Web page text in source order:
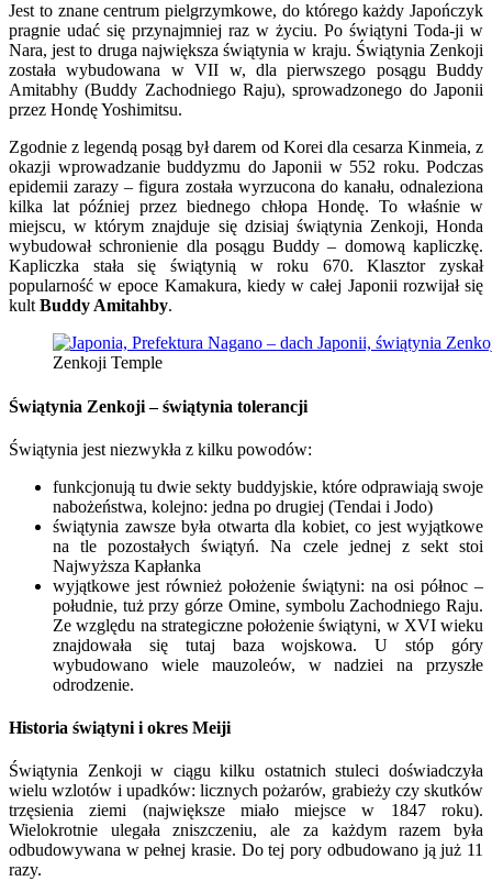
Jest to znane centrum pielgrzymkowe, do którego każdy Japończyk
pragnie udać się przynajmniej raz w życiu. Po świątyni Toda-ji w
Nara, jest to druga największa świątynia w kraju. Świątynia Zenkoji
została wybudowana w VII w, dla pierwszego posągu Buddy
Amitabhy (Buddy Zachodniego Raju), sprowadzonego do Japonii
przez Hondę Yoshimitsu.
Zgodnie z legendą posąg był darem od Korei dla cesarza Kinmeia, z
okazji wprowadzanie buddyzmu do Japonii w 552 roku. Podczas
epidemii zarazy – figura została wyrzucona do kanału, odnaleziona
kilka lat później przez biednego chłopa Hondę. To właśnie w
miejscu, w którym znajduje się dzisiaj świątynia Zenkoji, Honda
wybudował schronienie dla posągu Buddy – domową kapliczkę.
Kapliczka stała się świątynią w roku 670. Klasztor zyskał
popularność w epoce Kamakura, kiedy w całej Japonii rozwijał się
kultBuddy Amitahby.
Zenkoji Temple
Świątynia Zenkoji – świątynia tolerancji
Świątynia jest niezwykła z kilku powodów:
funkcjonują tu dwie sekty buddyjskie, które odprawiają swoje
nabożeństwa, kolejno: jedna po drugiej (Tendai i Jodo)
świątynia zawsze była otwarta dla kobiet, co jest wyjątkowe
na tle pozostałych świątyń. Na czele jednej z sekt stoi
Najwyższa Kapłanka
wyjątkowe jest również położenie świątyni: na osi północ –
południe, tuż przy górze Omine, symbolu Zachodniego Raju.
Ze względu na strategiczne położenie świątyni, w XVI wieku
znajdowała się tutaj baza wojskowa. U stóp góry
wybudowano wiele mauzoleów, w nadziei na przyszłe
odrodzenie.
Historia świątyni i okres Meiji
Świątynia Zenkoji w ciągu kilku ostatnich stuleci doświadczyła
wielu wzlotów i upadków: licznych pożarów, grabieży czy skutków
trzęsienia ziemi (największe miało miejsce w 1847 roku).
Wielokrotnie ulegała zniszczeniu, ale za każdym razem była
odbudowywana w pełnej krasie. Do tej pory odbudowano ją już 11
razy.